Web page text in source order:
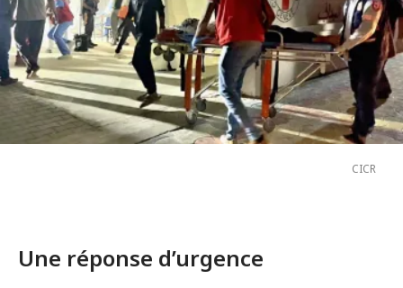
CICR
Une réponse d’urgence